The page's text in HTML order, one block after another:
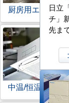
厨房用エアコン
中温/恒温用エア
日立
チ」
先ま